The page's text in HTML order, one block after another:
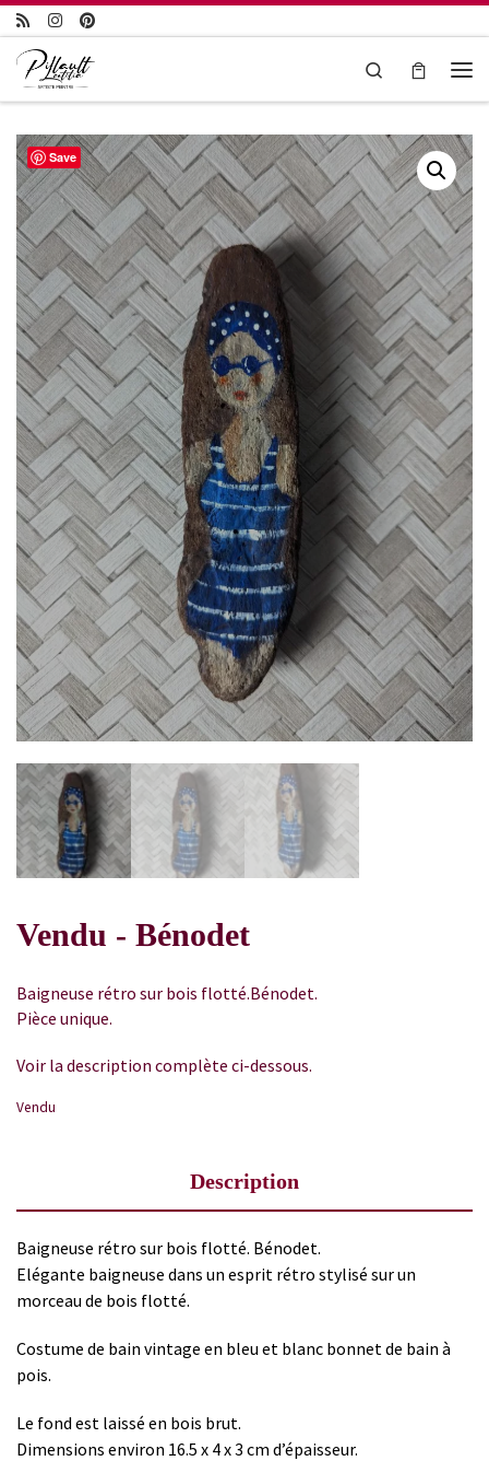
Passer au contenu
Search
Save
Vendu - Bénodet
Baigneuse rétro sur bois flotté.Bénodet.
Pièce unique.
Voir la description complète ci-dessous.
Vendu
Description
Baigneuse rétro sur bois flotté. Bénodet.
Elégante baigneuse dans un esprit rétro stylisé sur un
morceau de bois flotté.
Costume de bain vintage en bleu et blanc bonnet de bain à
pois.
Le fond est laissé en bois brut.
Dimensions environ 16.5 x 4 x 3 cm d’épaisseur.